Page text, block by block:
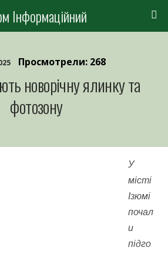
Інформаційний
Просмотрели: 268
новорічну ялинку та
фотозону
У
місті
Ізюмі
почал
и
підго